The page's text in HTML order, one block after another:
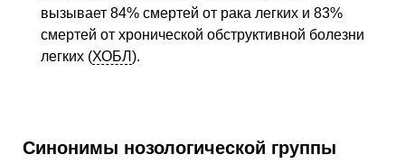
вызывает 84% смертей от рака легких и 83%
смертей от хронической обструктивной болезни
легких (ХОБЛ).
Синонимы нозологической группы